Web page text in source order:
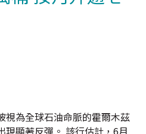
視為全球石油命脈的霍爾木茲
現顯著反彈。 該行估計，6月